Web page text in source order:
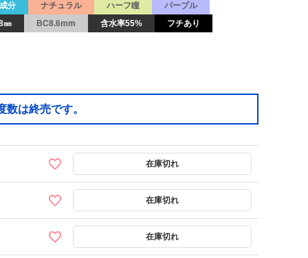
分 ナチュラル ハーフ瞳
パープル
㎜
BC8.6mm 含水率55% フチあり
数は終売です。